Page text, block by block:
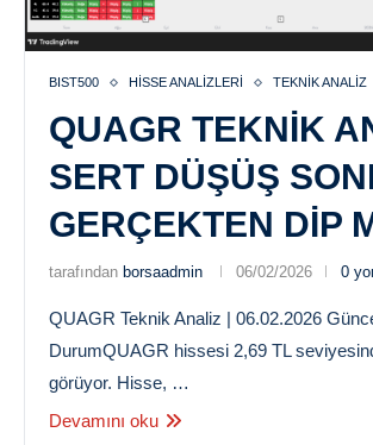
BIST500 HISSE ANALIZLERI TEKNIK ANALIZ
QUAGR TEKNIK
SERT DÜŞÜŞ
GERÇEKTEN DIP
tarafından borsaadmin 06/02/2026 0
QUAGR Teknik Analiz | 06.02.2026
DurumQUAGR hissesi 2,69 TL
görüyor. Hisse, …
Devamını oku